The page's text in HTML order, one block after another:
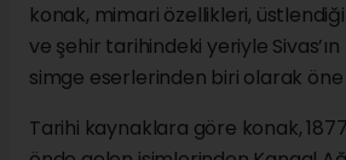
konak, mimari özellikleri,
ve şehir tarihindeki yeriyle
simge eserlerinden biri olarak öne
Tarihi kaynaklara göre konak,